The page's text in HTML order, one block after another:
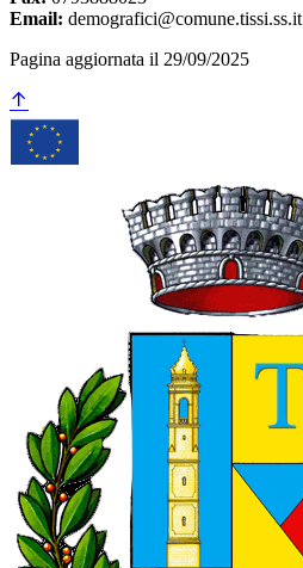
Email: demografici@comune.tissi.ss.it
Pagina aggiornata il 29/09/2025